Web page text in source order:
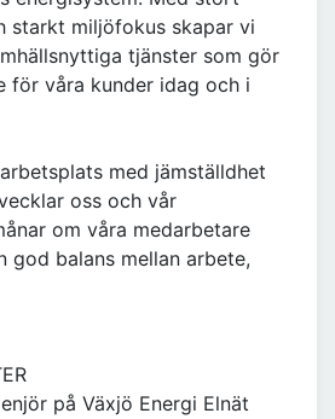
starkt miljöfokus skapar vi
tjänster som gör
för våra kunder idag och i
med jämställdhet
oss och vår
om våra medarbetare
god balans mellan arbete,
på Växjö Energi Elnät